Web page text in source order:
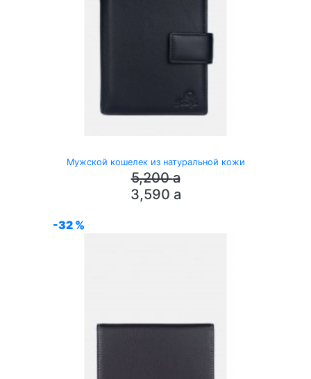
Мужской кошелек из натуральной кожи
5,200a
3,590 a
-32 %